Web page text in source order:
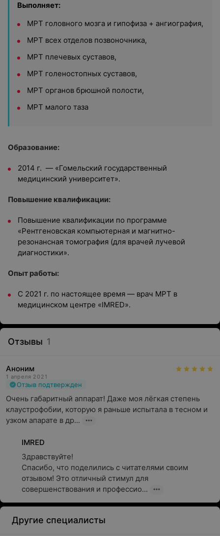
Выполняет:
МРТ головного мозга и гипофиза + ангиография,
МРТ всех отделов позвоночника,
МРТ плечевых суставов,
МРТ голеностопных суставов,
МРТ органов брюшной полости,
МРТ малого таза
Образование:
2014 г. — «Гомельский государственный
медицинский университет».
Повышение квалификации:
Повышение квалификации по программе
«Рентгеновская компьютерная и магнитно-
резонансная томография (для врачей лучевой
диагностики».
Опыт работы:
С 2021 г. по настоящее время — врач МРТ в
медицинском центре «IMRED».
Отзывы 1
Аноним
1 апреля 2021
Отзыв подтвержден
Очень габаритный аппарат! Даже моя лёгкая степень
клаустрофобии, которую я раньше испытала в тесном и
узком апарате в др...
IMRED
Здравствуйте!
Спасибо, что поделились с читателями своим
отзывом! Это отличный стимул для
совершенствования и профессио...
Другие специалисты